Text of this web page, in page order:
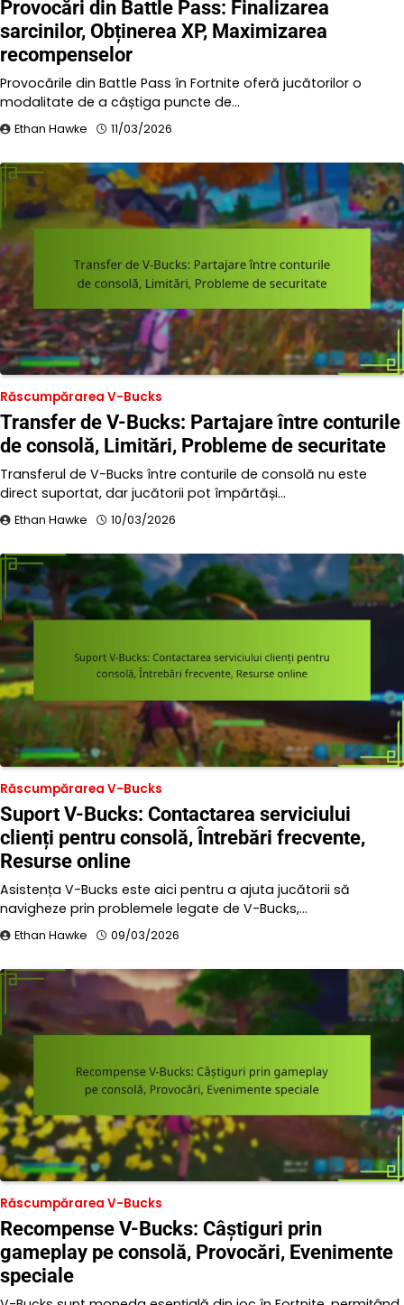
Provocări din Battle Pass: Finalizarea
sarcinilor, Obținerea XP, Maximizarea
recompenselor
Provocările din Battle Pass în Fortnite oferă jucătorilor o
modalitate de a câștiga puncte de…
Ethan Hawke 11/03/2026
Răscumpărarea V-Bucks
Transfer de V-Bucks: Partajare între conturile
de consolă, Limitări, Probleme de securitate
Transferul de V-Bucks între conturile de consolă nu este
direct suportat, dar jucătorii pot împărtăși…
Ethan Hawke 10/03/2026
Răscumpărarea V-Bucks
Suport V-Bucks: Contactarea serviciului
clienți pentru consolă, Întrebări frecvente,
Resurse online
Asistența V-Bucks este aici pentru a ajuta jucătorii să
navigheze prin problemele legate de V-Bucks,…
Ethan Hawke 09/03/2026
Răscumpărarea V-Bucks
Recompense V-Bucks: Câștiguri prin
gameplay pe consolă, Provocări, Evenimente
speciale